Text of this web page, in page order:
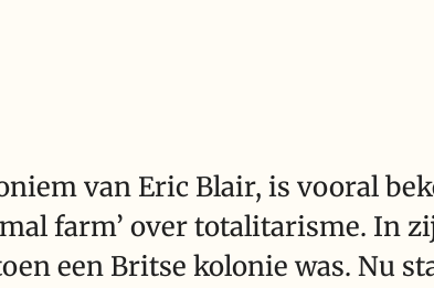
van Eric Blair, is vooral
farm’ over totalitarisme. In
een Britse kolonie was. Nu